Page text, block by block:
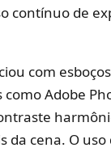
contínuo de
com
Adobe
cena. O